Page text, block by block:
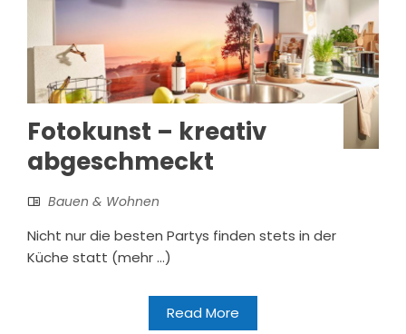
Fotokunst – kreativ
abgeschmeckt
Bauen & Wohnen
Nicht nur die besten Partys finden stets in der
Küche statt (mehr …)
Read More